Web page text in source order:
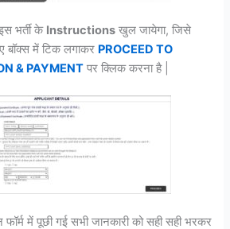
भर्ती के Instructions खुल जायेगा, जिसे
बॉक्स में टिक लगाकर PROCEED TO
& PAYMENT पर क्लिक करना है |
में पूछी गई सभी जानकारी को सही सही भरकर